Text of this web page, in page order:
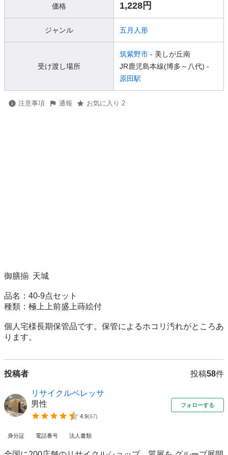
価格 1,228円
ジャンル 五月人形
受け渡し場所
筑紫野市 - 美しが丘南
JR鹿児島本線(博多～八代) -
原田駅
注意事項 通報 お気に入り 2
御膳揃  天城
品名：40-9点セット
種類：極上上前盛上蒔絵付
個人宅様長期保管品です。保管によるホコリ汚れがところあ
ります。
投稿者 投稿58件
リサイクルベレッサ
男性
4.9(67)
フォローする
身分証 電話番号 法人書類